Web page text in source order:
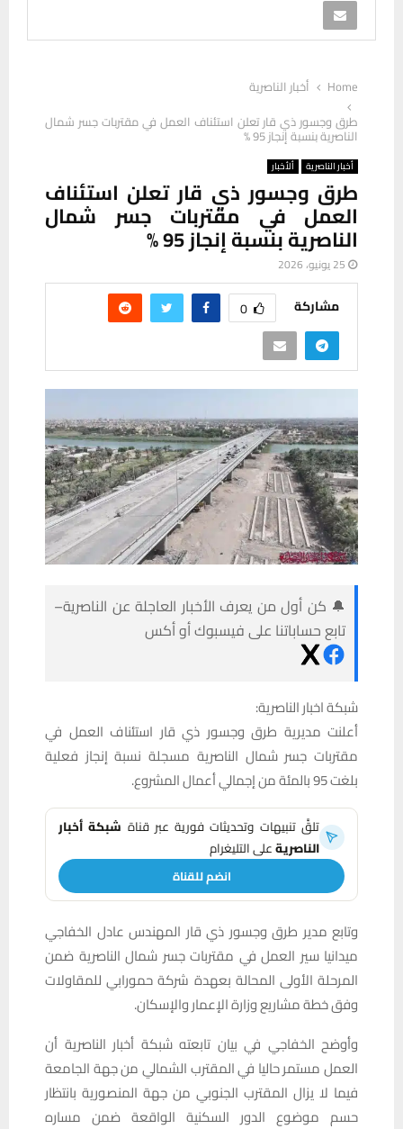
Home
أخبار الناصرية
طرق وجسور ذي قار تعلن استئناف العمل في مقتربات جسر شمال
الناصرية بنسبة إنجاز 95 %
أخبار الناصرية ألأخبار
طرق وجسور ذي قار تعلن استئناف
العمل في مقتربات جسر شمال
الناصرية بنسبة إنجاز 95 %
25 يونيو، 2026
مشاركة 0
🔔 كن أول من يعرف الأخبار العاجلة عن الناصرية–
تابع حساباتنا على فيسبوك أو أكس
شبكة اخبار الناصرية:
أعلنت مديرية طرق وجسور ذي قار استئناف العمل في
مقتربات جسر شمال الناصرية مسجلة نسبة إنجاز فعلية
بلغت 95 بالمئة من إجمالي أعمال المشروع.
تلقَّ تنبيهات وتحديثات فورية عبر قناة شبكة أخبار
الناصريةعلى التليغرام
انضم للقناة
وتابع مدير طرق وجسور ذي قار المهندس عادل الخفاجي
ميدانيا سير العمل في مقتربات جسر شمال الناصرية ضمن
المرحلة الأولى المحالة بعهدة شركة حمورابي للمقاولات
وفق خطة مشاريع وزارة الإعمار والإسكان.
وأوضح الخفاجي في بيان تابعته شبكة أخبار الناصرية أن
العمل مستمر حاليا في المقترب الشمالي من جهة الجامعة
فيما لا يزال المقترب الجنوبي من جهة المنصورية بانتظار
حسم موضوع الدور السكنية الواقعة ضمن مساره